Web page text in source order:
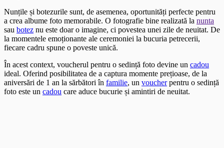
Nunțile și botezurile sunt, de asemenea, oportunități perfecte pentru
a crea albume foto memorabile. O fotografie bine realizată la nunta
sau botez nu este doar o imagine, ci povestea unei zile de neuitat. De
la momentele emoționante ale ceremoniei la bucuria petrecerii,
fiecare cadru spune o poveste unică.
În acest context, voucherul pentru o sedință foto devine un cadou
ideal. Oferind posibilitatea de a captura momente prețioase, de la
aniversări de 1 an la sărbători în familie, un voucherpentru o sedință
foto este un cadou care aduce bucurie și amintiri de neuitat.